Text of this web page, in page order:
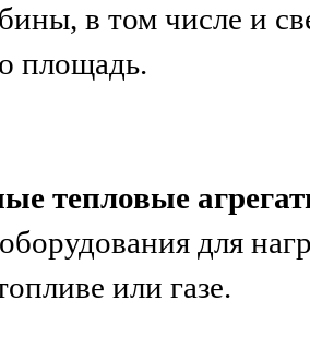
в том числе и
площадь.
тепловые
для
или газе.